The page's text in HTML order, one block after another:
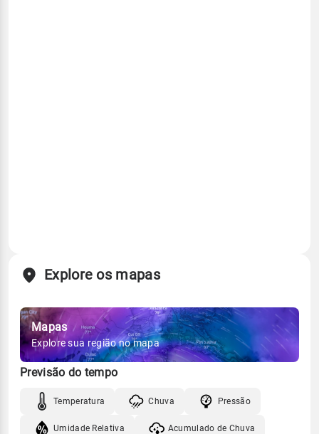
Explore os mapas
Mapas
Explore sua região no mapa
Previsão do tempo
Temperatura Chuva Pressão
Umidade Relativa Acumulado de Chuva